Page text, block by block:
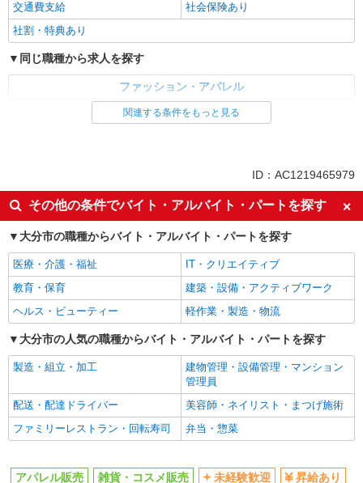
交通費支給
社会保険あり
社割・特典あり
同じ職種から求人を探す
ファッション・アパレル
雑貨・コスメ販売
交通費支給
社会保険あり
関連する条件をもっと見る
ID：AC1219465979
その他の条件でバイト・アルバイト・パートを探す
大分市の職種からバイト・アルバイト・パートを探す
医療・介護・福祉
IT・クリエイティブ
教育・保育
建築・設備・アクティブワーク
ヘルス・ビューティー
軽作業・製造・物流
大分市の人気の職種からバイト・アルバイト・パートを探す
製造・組立・加工
建物管理・設備管理・マンション
管理員
配送・配達ドライバー
美容師・ネイリスト・まつげ施術
ファミリーレストラン・回転寿司
弁当・惣菜
アパレル販売 雑貨・コスメ販売 未経験歓迎
昇給あり